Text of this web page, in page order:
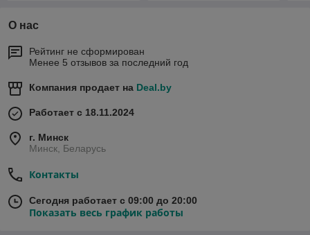
О нас
Рейтинг не сформирован
Менее 5 отзывов за последний год
Компания продает на Deal.by
Работает с 18.11.2024
г. Минск
Минск, Беларусь
Контакты
Сегодня работает с 09:00 до 20:00
Показать весь график работы